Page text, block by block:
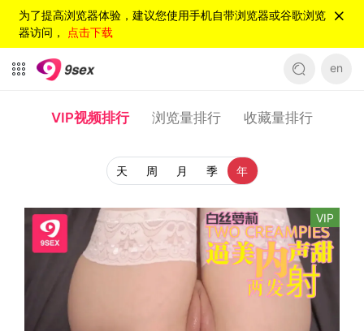
为了提高浏览器体验，建议您使用手机自带浏览器或谷歌浏览
器访问， 点击下载
en
VIP视频排行 浏览量排行 收藏量排行
天 周 月 季 年
VIP